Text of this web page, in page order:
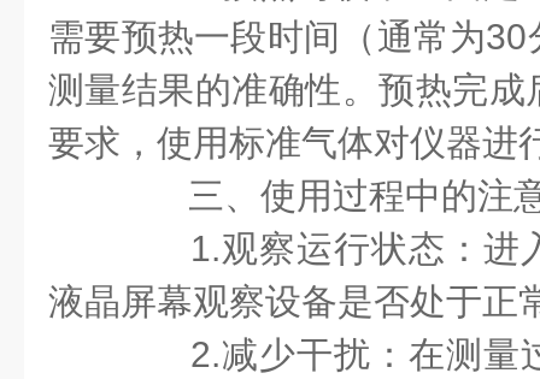
需要预热一段时间（通常为
测量结果的准确性。预热完
要求，使用标准气体对仪器进
三、使用过程中的注
1.观察运行状态：进
液晶屏幕观察设备是否处于正
2.减少干扰：在测量